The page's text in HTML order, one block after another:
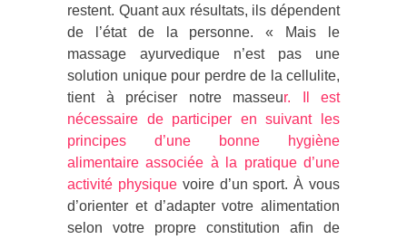
restent. Quant aux résultats, ils dépendent
de l’état de la personne. « Mais le
massage ayurvedique n’est pas une
solution unique pour perdre de la cellulite,
tient à préciser notre masseur. Il est
nécessaire de participer en suivant les
principes d’une bonne hygiène
alimentaire associée à la pratique d’une
activité physiquevoire d’un sport. À vous
d’orienter et d’adapter votre alimentation
selon votre propre constitution afin de